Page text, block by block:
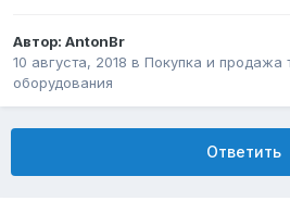
Автор: AntonBr
10 августа, 2018 в Покупка и продажа
оборудования
Ответить